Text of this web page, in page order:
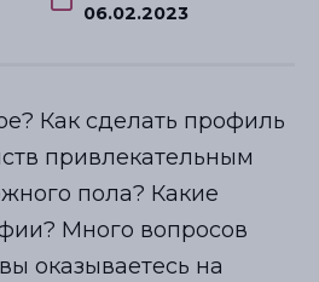
06.02.2023
Как сделать профиль
привлекательным
пола? Какие
Много вопросов
оказываетесь на